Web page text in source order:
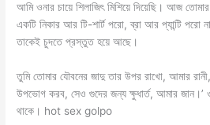
আমি ওনার চায়ে শিলাজিৎ মিশিয়ে দিয়েছি। আজ
একটি নিকার আর টি-শার্ট পরো, ব্রা আর প্যান্টি পরো
তাকেই চুদতে প্রস্তুত হয়ে আছে।
তুমি তোমার যৌবনের জাদু তার উপর রাখো, আমার
উপভোগ করব, সেও গুদের জন্য ক্ষুধার্ত, আমার জান।’
থাকে। hot sex golpo